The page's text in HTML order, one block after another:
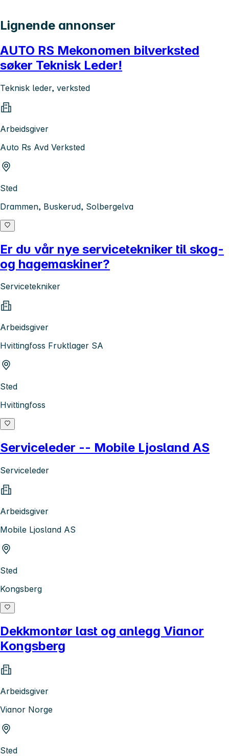
Lignende annonser
AUTO RS Mekonomen bilverksted
søker Teknisk Leder!
Teknisk leder, verksted
Arbeidsgiver
Auto Rs Avd Verksted
Sted
Drammen, Buskerud, Solbergelva
Er du vår nye servicetekniker til skog-
og hagemaskiner?
Servicetekniker
Arbeidsgiver
Hvittingfoss Fruktlager SA
Sted
Hvittingfoss
Serviceleder -- Mobile Ljosland AS
Serviceleder
Arbeidsgiver
Mobile Ljosland AS
Sted
Kongsberg
Dekkmontør last og anlegg Vianor
Kongsberg
Arbeidsgiver
Vianor Norge
Sted